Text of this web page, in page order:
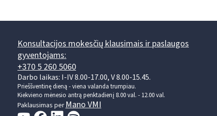
Konsultacijos mokesčių klausimais ir paslaugos
gyventojams:
+370 5 260 5060
Darbo laikas: I-IV 8.00-17.00, V 8.00-15.45.
Prieššventinę dieną - viena valanda trumpiau.
Kiekvieno mėnesio antrą penktadienį 8.00 val. - 12.00 val.
Paklausimas per Mano VMI